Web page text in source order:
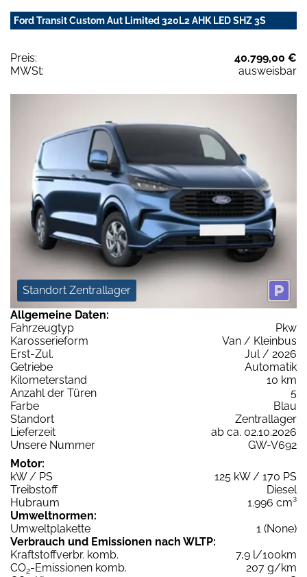
Ford Transit Custom Aut Limited 320L2 AHK LED SHZ 3S
Preis:
40.799,00 €
MWSt:
ausweisbar
Standort Zentrallager
Allgemeine Daten:
Fahrzeugtyp
Pkw
Karosserieform
Van / Kleinbus
Erst-Zul.
Jul / 2026
Getriebe
Automatik
Kilometerstand
10 km
Anzahl der Türen
5
Farbe
Blau
Standort
Zentrallager
Lieferzeit
ab ca. 02.10.2026
Unsere Nummer
GW-V692
Motor:
kW / PS
125 kW / 170 PS
Treibstoff
Diesel
Hubraum
1.996 cm³
Umweltnormen:
Umweltplakette
1 (None)
Verbrauch und Emissionen nach WLTP:
Kraftstoffverbr. komb.
7,9 l/100km
CO2-Emissionen komb.
207 g/km